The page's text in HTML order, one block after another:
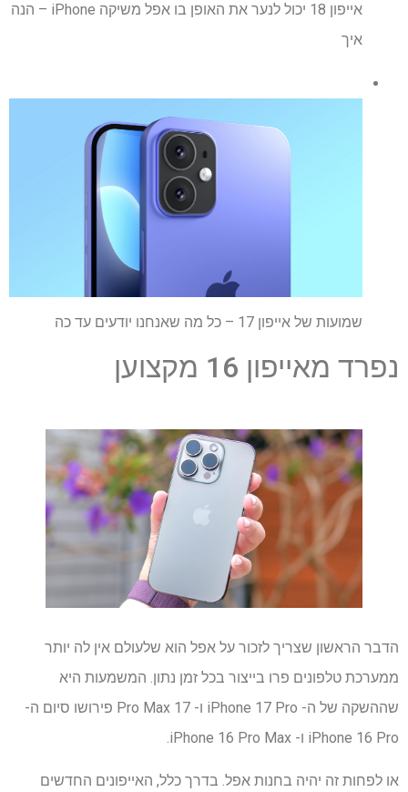
אייפון 18 יכול לנער את האופן בו אפל משיקה iPhone – הנה
איך
שמועות של אייפון 17 – כל מה שאנחנו יודעים עד כה
נפרד מאייפון 16 מקצוען
הדבר הראשון שצריך לזכור על אפל הוא שלעולם אין לה יותר
ממערכת טלפונים פרו בייצור בכל זמן נתון. המשמעות היא
שההשקה של ה- iPhone 17 Pro ו- 17 Pro Max פירושו סיום ה-
iPhone 16 Pro ו- iPhone 16 Pro Max.
או לפחות זה יהיה בחנות אפל. בדרך כלל, האייפונים החדשים